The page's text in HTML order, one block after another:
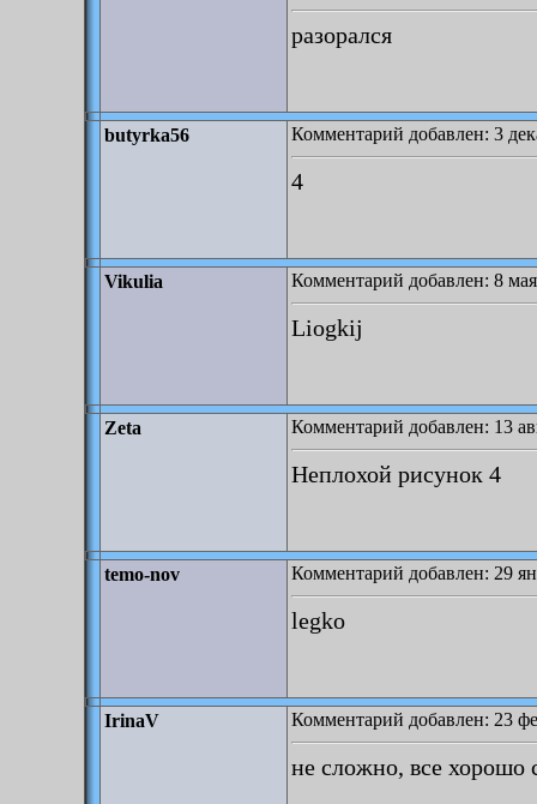
разорался
butyrka56 Комментарий добавлен: 3
4
Vikulia Комментарий добавлен: 8
Liogkij
Zeta Комментарий добавлен: 13
Неплохой рисунок 4
temo-nov Комментарий добавлен: 29
legko
IrinaV Комментарий добавлен: 23
не сложно, все хорошо